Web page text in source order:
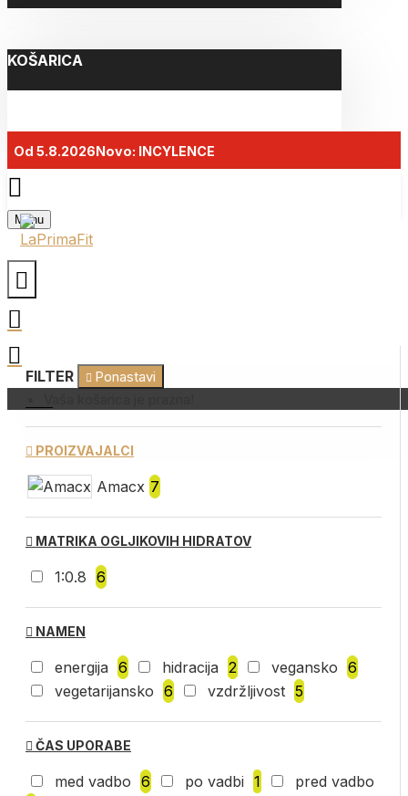
KOŠARICA
Od 5.8.2026Novo: INCYLENCE
Menu
FILTER Ponastavi
PROIZVAJALCI
Amacx 7
MATRIKA OGLJIKOVIH HIDRATOV
1:0.8 6
NAMEN
energija 6 hidracija 2 vegansko 6
vegetarijansko 6 vzdržljivost 5
ČAS UPORABE
med vadbo 6 po vadbi 1 pred vadbo